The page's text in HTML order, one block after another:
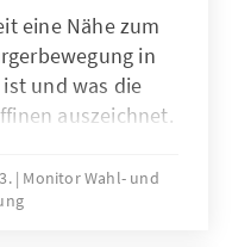
eine Nähe zum
in
und was die
auszeichnet.
hoch ist das
Monitor Wahl- und